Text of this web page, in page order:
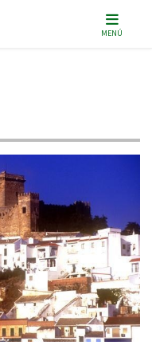
MENÚ